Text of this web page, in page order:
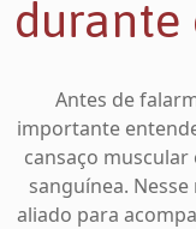
durante
Antes de
importante
cansaço
sanguínea.
aliado para